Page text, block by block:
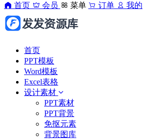
首页
会员 菜单 订单 我的
首页
PPT模板
Word模板
Excel表格
设计素材
PPT素材
PPT背景
免抠元素
背景图库